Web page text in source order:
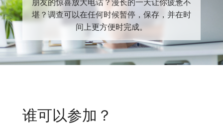
朋友的惊喜放大电话？漫长的一天让你疲惫不
堪？调查可以在任何时候暂停，保存，并在时
间上更方便时完成。
谁可以参加？